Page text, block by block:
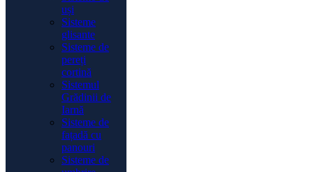
uși
Sisteme
glisante
Sisteme de
pereți
cortină
Sistemul
Grădinii de
Iarnă
Sisteme de
fațadă cu
panouri
Sisteme de